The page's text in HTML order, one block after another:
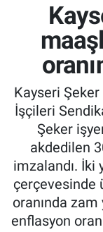
Kayseri Şeker
İşçileri
Şeker
akdedilen
imzalandı. İki
çerçevesinde
oranında zam
enflasyon
Tarımsal
Tarım
Tarım
Pankobirlik
Et fiyatları
Tarım
Tüm
Son